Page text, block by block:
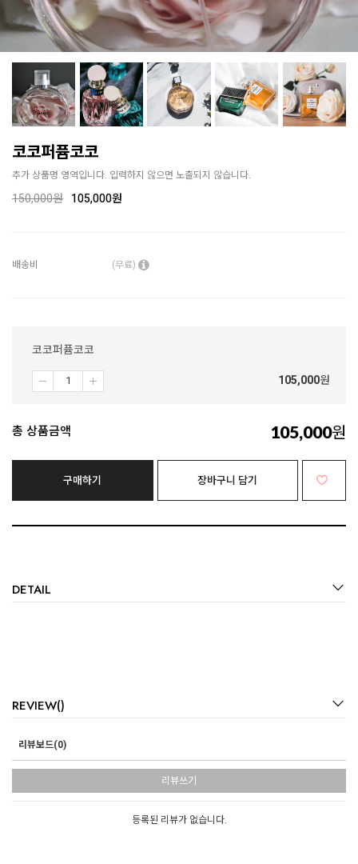
코코퍼퓸코코
추가 상품명 영역입니다. 입력하지 않으면 노출되지 않습니다.
150,000원 105,000원
배송비 (무료)
코코퍼퓸코코
105,000원
총 상품금액 105,000원
구매하기 장바구니 담기
DETAIL
REVIEW()
리뷰보드(0)
리뷰쓰기
등록된 리뷰가 없습니다.